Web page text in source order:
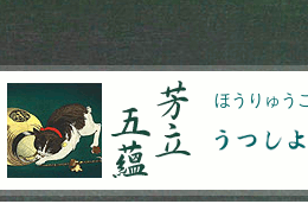
芳立五蘊 ほうりゅう
うつしよ